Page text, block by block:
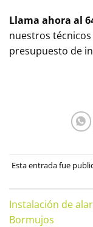
Llama ahora al
nuestros técnicos
presupuesto de
Esta entrada fue
Instalación de
Bormujos